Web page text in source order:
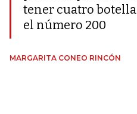
tener cuatro
el número 200
MARGARITA CONEO RINCÓN